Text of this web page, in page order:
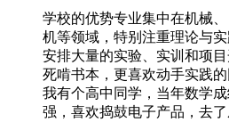
学校的优势专业集中在机械
机等领域，特别注重理论与
安排大量的实验、实训和项
死啃书本，更喜欢动手实践
我有个高中同学，当年数学
强，喜欢捣鼓电子产品，去